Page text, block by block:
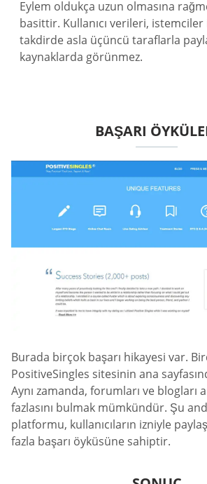
Eylem oldukça uzun olmasına
basittir. Kullanıcı verileri,
takdirde asla üçüncü taraflarla
kaynaklarda görünmez.
BAŞARI
Burada birçok başarı hikayesi var.
PositiveSingles sitesinin ana
Aynı zamanda, forumları ve blogları
fazlasını bulmak mümkündür. Şu
platformu, kullanıcıların izniyle
fazla başarı öyküsüne sahiptir.